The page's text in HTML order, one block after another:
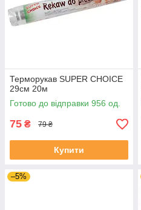
Терморукав SUPER CHOICE
29см 20м
Готово до відправки 956 од.
75 ₴ 79 ₴
Купити
–5%